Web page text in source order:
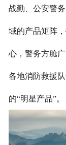
战勤、公安警
域的产品矩阵
心，警务方舱
各地消防救援
的“明星产品”。